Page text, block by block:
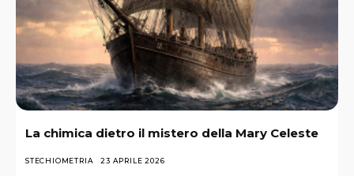
La chimica dietro il mistero della Mary Celeste
STECHIOMETRIA 23 APRILE 2026